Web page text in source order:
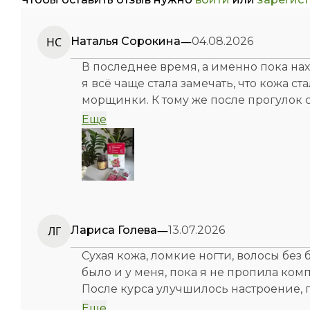
НС Наталья Сорокина—04.08.2026
В последнее время, а именно пока
я всё чаще стала замечать, что кожа
морщинки. К тому же после прогулок
часто, стали беспокоить боли в
витаминов для связок и хрящей. Ещё
выпадать, и я связывала это с
Я решила по совету подруги
упаковке 21 стик, но я купила 2
приятный на вкус с вишнёво-
А также я пропила функциональный
насыщенный витаминами комплекс
Еще
ЛГ Лариса Голева—13.07.2026
Сухая кожа, ломкие ногти, волосы без
было и у меня, пока я не пропила
После курса улучшилось настроение,
блеск, ногти крепкие, кожа сияет.